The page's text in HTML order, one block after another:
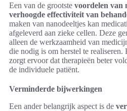
Een van de grootste voordelen van
verhoogde effectiviteit van
maken van nanodeeltjes kan
afgeleverd aan zieke cellen. Deze
alleen de werkzaamheid van
die nodig is om herstel te
zorgt ervoor dat therapieën beter
de individuele patiënt.
Verminderde bijwerkingen
Een ander belangrijk aspect is de